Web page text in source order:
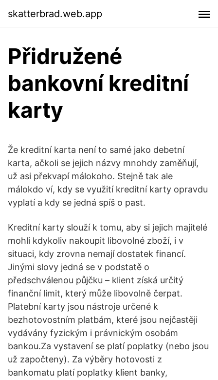
skatterbrad.web.app
Přidružené
bankovní kreditní
karty
Že kreditní karta není to samé jako debetní
karta, ačkoli se jejich názvy mnohdy zaměňují,
už asi překvapí málokoho. Stejně tak ale
málokdo ví, kdy se využití kreditní karty opravdu
vyplatí a kdy se jedná spíš o past.
Kreditní karty slouží k tomu, aby si jejich majitelé
mohli kdykoliv nakoupit libovolné zboží, i v
situaci, kdy zrovna nemají dostatek financí.
Jinými slovy jedná se v podstatě o
předschválenou půjčku – klient získá určitý
finanční limit, který může libovolně čerpat.
Platební karty jsou nástroje určené k
bezhotovostním platbám, které jsou nejčastěji
vydávány fyzickým i právnickým osobám
bankou.Za vystavení se platí poplatky (nebo jsou
už započteny). Za výběry hotovosti z
bankomatu platí poplatky klient banky,